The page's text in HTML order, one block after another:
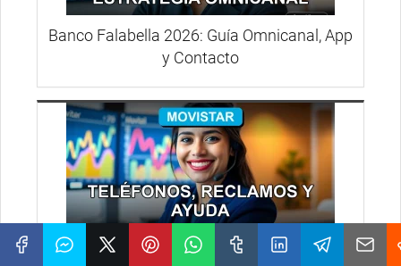
Banco Falabella 2026: Guía Omnicanal, App
y Contacto
Atención al Cliente Movistar 2026: